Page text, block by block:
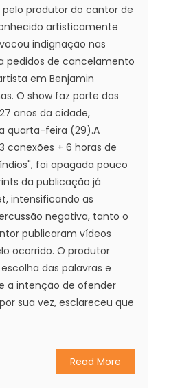
produtor do cantor de
artisticamente
indignação nas
pedidos de cancelamento
em Benjamin
O show faz parte das
anos da cidade,
quarta-feira (29).A
conexões + 6 horas de
foi apagada pouco
da publicação já
intensificando as
negativa, tanto o
publicaram vídeos
ocorrido. O produtor
das palavras e
a intenção de ofender
sua vez, esclareceu que
Read More